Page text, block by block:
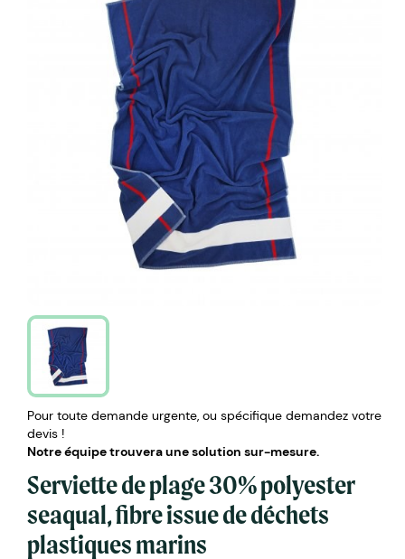
Pour toute demande urgente, ou spécifique demandez votre
devis !
Notre équipe trouvera une solution sur-mesure.
Serviette de plage 30% polyester
seaqual, fibre issue de déchets
plastiques marins